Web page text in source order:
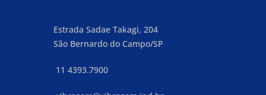
Estrada Sadae Takagi, 204
São Bernardo do Campo/SP
11 4393.7900